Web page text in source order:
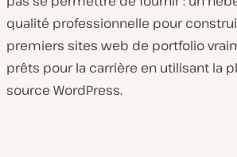
qualité professionnelle pour
premiers sites web de portfolio
prêts pour la carrière en utilisant la
source WordPress.